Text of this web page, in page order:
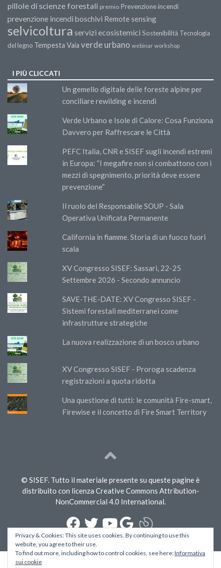
pillole di scienze forestali premio Prevenzione incendi
prevenzione incendi boschivi Remote sensing
selvicoltura servizi ecosistemici Sostenibilità Tecnologia
del legno Tempesta Vaia verde urbano webinar workshop
I PIÙ CLICCATI
Un gemello digitale delle foreste alpine per
conciliare rewilding e incendi
Verde Urbano e Isole di Calore: Cosa Funziona
Davvero per Raffrescare le Città
PEFC Italia, CNR e SISEF sugli incendi estremi
in Europa: “I megafire non si combattono con i
mezzi di spegnimento, priorità deve essere
prevenzione”
Il ruolo del Responsabile SOUP - Sala
Operativa Unificata Permanente
California in fiamme. Storia di un fuoco fuori
scala
XV Congresso SISEF: Sassari, 22-25
Settembre 2026 - Secondo annuncio
SAVE-THE-DATE: XV Congresso SISEF -
Sistemi forestali mediterranei come
infrastrutture strategiche
La nuova realizzazione di un bosco urbano
XV Congresso SISEF - Proroga scadenza
registrazioni a quota ridotta
Una questione di tutti: le comunità Fire-smart,
Firewise e il concetto di Fire Smart Territory
© SISEF. Tutto il materiale presente su queste pagine è
distribuito con licenza Creative Commons Attribution-
NonCommercial 4.0 International.
Privacy & Cookies: This site uses cookies. By continuing to use this
website, you agree to their use.
To find out more, including how to control cookies, see here:Informativa
sui cookie